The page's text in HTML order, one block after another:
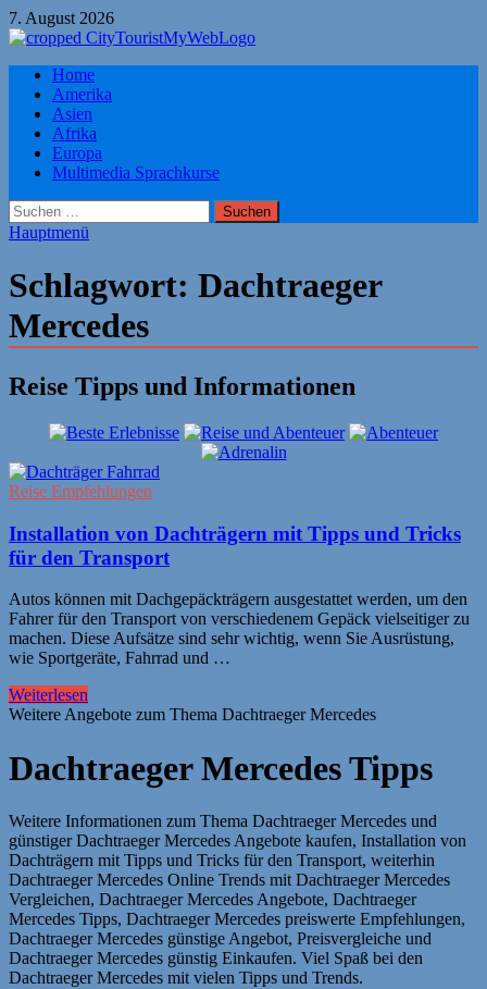
Zum
Inhalt
7. August 2026
Citytourist Reise Tipps
Urlaub, Ferien, Flüge, Freizeit, Reise
Home
Amerika
Asien
Afrika
Europa
Multimedia Sprachkurse
Suchen
nach:
Hauptmenü
Schlagwort: Dachtraeger
Mercedes
Reise Tipps und Informationen
Reise Empfehlungen
Installation von Dachträgern mit Tipps und Tricks
für den Transport
Autos können mit Dachgepäckträgern ausgestattet werden, um den
Fahrer für den Transport von verschiedenem Gepäck vielseitiger zu
machen. Diese Aufsätze sind sehr wichtig, wenn Sie Ausrüstung,
wie Sportgeräte, Fahrrad und …
Weiterlesen
Weitere Angebote zum Thema Dachtraeger Mercedes
Dachtraeger Mercedes Tipps
Weitere Informationen zum Thema Dachtraeger Mercedes und
günstiger Dachtraeger Mercedes Angebote kaufen, Installation von
Dachträgern mit Tipps und Tricks für den Transport, weiterhin
Dachtraeger Mercedes Online Trends mit Dachtraeger Mercedes
Vergleichen, Dachtraeger Mercedes Angebote, Dachtraeger
Mercedes Tipps, Dachtraeger Mercedes preiswerte Empfehlungen,
Dachtraeger Mercedes günstige Angebot, Preisvergleiche und
Dachtraeger Mercedes günstig Einkaufen. Viel Spaß bei den
Dachtraeger Mercedes mit vielen Tipps und Trends.